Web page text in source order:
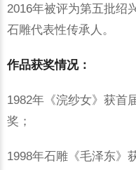
2016年被评为第五批绍
石雕代表性传承人。
作品获奖情况：
1982年《浣纱女》获首
奖；
1998年石雕《毛泽东》